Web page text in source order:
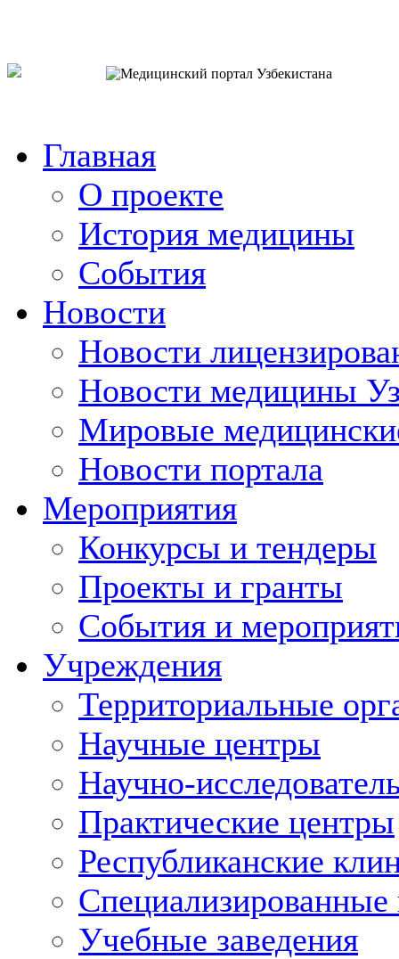
Главная
О проекте
История медицины
События
Новости
Новости
Новости медицины
Мировые
Новости портала
Мероприятия
Конкурсы и тендеры
Проекты и гранты
События и
Учреждения
Территориальные
Научные центры
Научно-
Практические центры
Республиканские
Учебные заведения